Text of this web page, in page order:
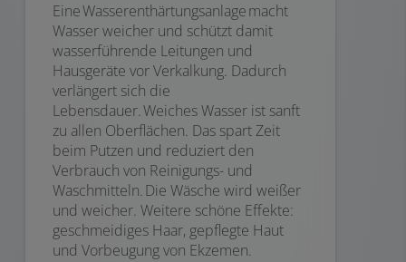
Eine Wasserenthärtungsanlage macht
Wasser weicher und schützt damit
wasserführende Leitungen und
Hausgeräte vor Verkalkung. Dadurch
verlängert sich die
Lebensdauer. Weiches Wasser ist sanft
zu allen Oberflächen. Das spart Zeit
beim Putzen und reduziert den
Verbrauch von Reinigungs- und
Waschmitteln. Die Wäsche wird weißer
und weicher. Weitere schöne Effekte:
geschmeidiges Haar, gepflegte Haut
und Vorbeugung von Ekzemen.